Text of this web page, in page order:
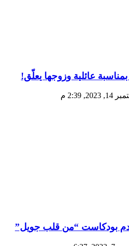
عائلية وزوجها يعلّق!
2:39 م
بودكاست “من قلب جويل”